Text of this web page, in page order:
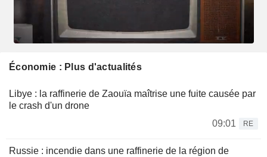
Économie : Plus d'actualités
Libye : la raffinerie de Zaouïa maîtrise une fuite causée par
le crash d'un drone
09:01
RE
Russie : incendie dans une raffinerie de la région de